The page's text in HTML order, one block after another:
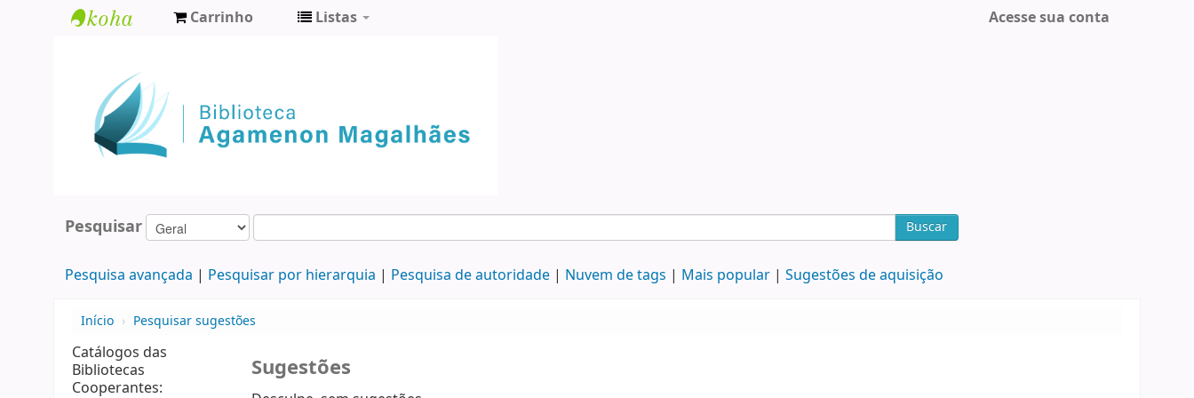
Agamenon
Magalhães
Carrinho Listas Acesse sua conta
Pesquisar Buscar
Pesquisa avançada Pesquisar por hierarquia Pesquisa de autoridade Nuvem de tags Mais popular Sugestões de aquisição
Início › Pesquisar sugestões
Catálogos das
Bibliotecas
Cooperantes:
Sugestões